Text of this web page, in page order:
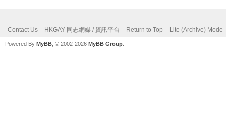
Contact Us HKGAY 同志網媒 / 資訊平台 Return to Top Lite (Archive) Mode
Powered By MyBB , © 2002-2026 MyBB Group